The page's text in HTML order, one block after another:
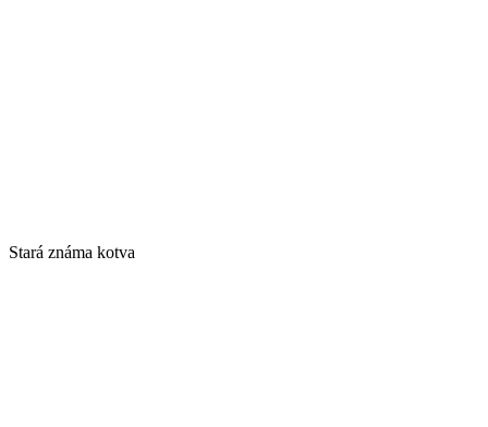
Stará známa kotva